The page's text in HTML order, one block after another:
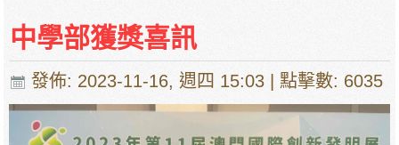
中學部獲獎喜訊
發佈: 2023-11-16, 週四 15:03 | 點擊數: 6035